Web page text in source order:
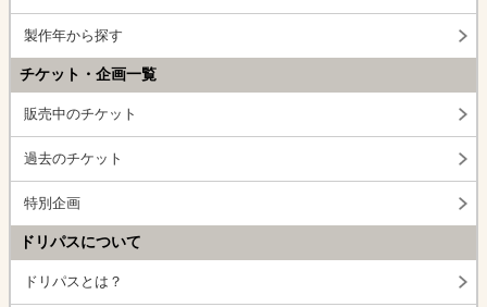
製作年から探す
チケット・企画一覧
販売中のチケット
過去のチケット
特別企画
ドリパスについて
ドリパスとは？